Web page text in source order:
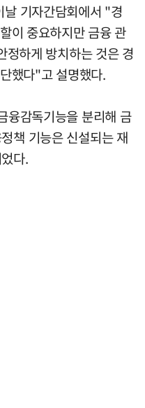
기자간담회에서 "경
이 중요하지만 금융 관
정하게 방치하는 것은 경
했다"고 설명했다.
융감독기능을 분리해 금
책 기능은 신설되는 재
다.